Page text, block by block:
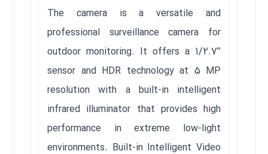
The camera is a versatile and
professional surveillance camera for
outdoor monitoring. It offers a 1/2.7’’
sensor and HDR technology at 5 MP
resolution with a built-in intelligent
infrared illuminator that provides high
performance in extreme low-light
environments. Built-in Intelligent Video